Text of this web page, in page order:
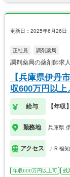
更新日：2025年6月26日
正社員 調剤薬局
調剤薬局の薬剤師求
【兵庫県伊丹
収600万円以
給与 【年収
勤務地 兵庫県
アクセス ＪＲ福
年収600万円以上可 残